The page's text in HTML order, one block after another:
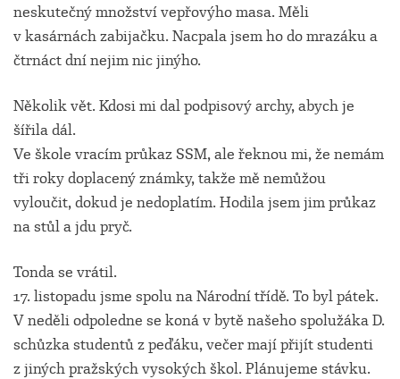
neskutečný množství vepřovýho masa. Měli
v kasárnách zabijačku. Nacpala jsem ho do mrazáku a
čtrnáct dní nejim nic jinýho.
Několik vět. Kdosi mi dal podpisový archy, abych je
šířila dál.
Ve škole vracím průkaz SSM, ale řeknou mi, že nemám
tři roky doplacený známky, takže mě nemůžou
vyloučit, dokud je nedoplatím. Hodila jsem jim průkaz
na stůl a jdu pryč.
Tonda se vrátil.
17. listopadu jsme spolu na Národní třídě. To byl pátek.
V neděli odpoledne se koná v bytě našeho spolužáka D.
schůzka studentů z peďáku, večer mají přijít studenti
z jiných pražských vysokých škol. Plánujeme stávku.